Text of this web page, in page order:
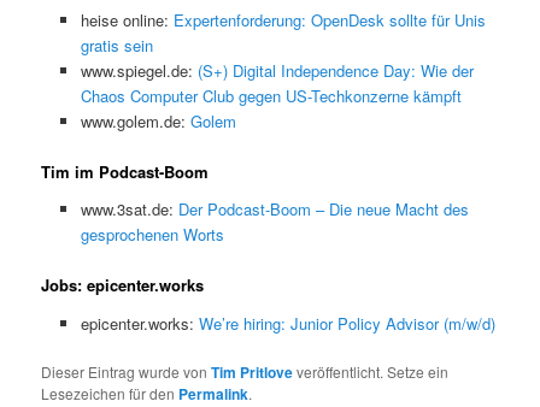
heise online: Expertenforderung: OpenDesk sollte für Unis
gratis sein
www.spiegel.de: (S+) Digital Independence Day: Wie der
Chaos Computer Club gegen US-Techkonzerne kämpft
www.golem.de: Golem
Tim im Podcast-Boom
www.3sat.de: Der Podcast-Boom – Die neue Macht des
gesprochenen Worts
Jobs: epicenter.works
epicenter.works: We’re hiring: Junior Policy Advisor (m/w/d)
Dieser Eintrag wurde vonTim Pritloveveröffentlicht. Setze ein
Lesezeichen für den Permalink.